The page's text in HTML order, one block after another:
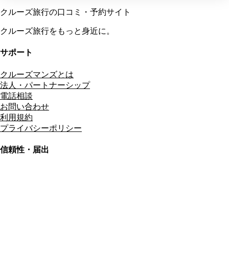
クルーズ旅行の口コミ・予約サイト
クルーズ旅行をもっと身近に。
サポート
クルーズマンズとは
法人・パートナーシップ
電話相談
お問い合わせ
利用規約
プライバシーポリシー
信頼性・届出